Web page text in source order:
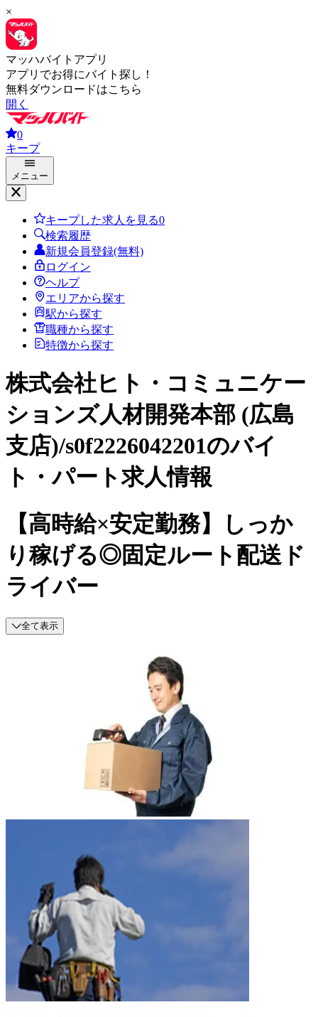
×
マッハバイトアプリ
アプリでお得にバイト探し！
無料ダウンロードはこちら
開く
0
キープ
メニュー
キープした求人を見る0
検索履歴
新規会員登録(無料)
ログイン
ヘルプ
エリアから探す
駅から探す
職種から探す
特徴から探す
株式会社ヒト・コミュニケー
ションズ人材開発本部 (広島
支店)/s0f2226042201のバイ
ト・パート求人情報
【高時給×安定勤務】しっか
り稼げる◎固定ルート配送ド
ライバー
全て表示